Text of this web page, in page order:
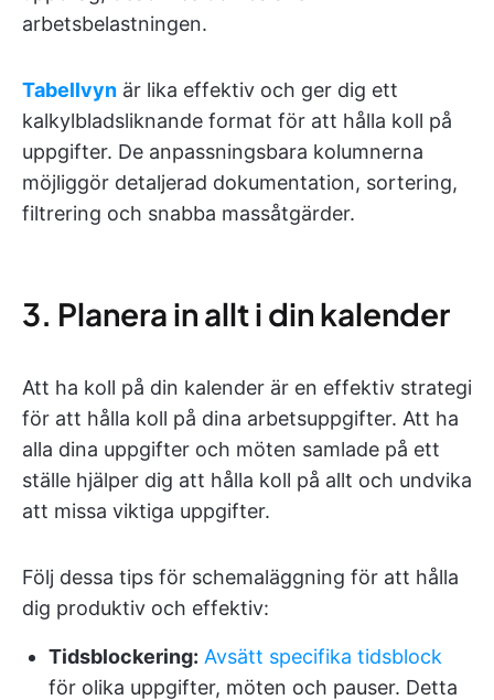
arbetsbelastningen.
Tabellvyn är lika effektiv och ger dig ett
kalkylbladsliknande format för att hålla koll på
uppgifter. De anpassningsbara kolumnerna
möjliggör detaljerad dokumentation, sortering,
filtrering och snabba massåtgärder.
3. Planera in allt i din kalender
Att ha koll på din kalender är en effektiv strategi
för att hålla koll på dina arbetsuppgifter. Att ha
alla dina uppgifter och möten samlade på ett
ställe hjälper dig att hålla koll på allt och undvika
att missa viktiga uppgifter.
Följ dessa tips för schemaläggning för att hålla
dig produktiv och effektiv:
Tidsblockering: Avsätt specifika tidsblock
för olika uppgifter, möten och pauser. Detta